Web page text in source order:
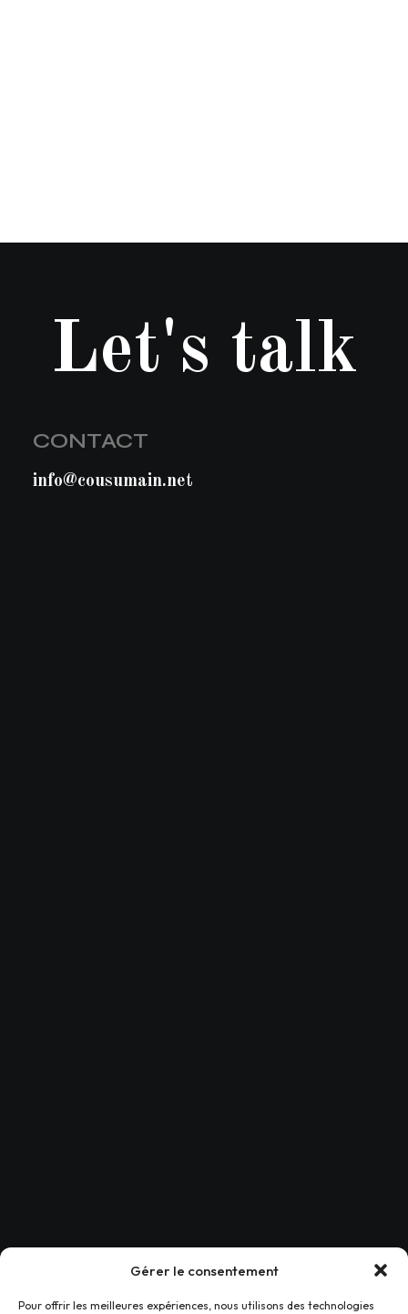
Gérer le consentement
Pour offrir les meilleures expériences, nous utilisons des technologies
Let's talk
CONTACT
info@cousumain.net